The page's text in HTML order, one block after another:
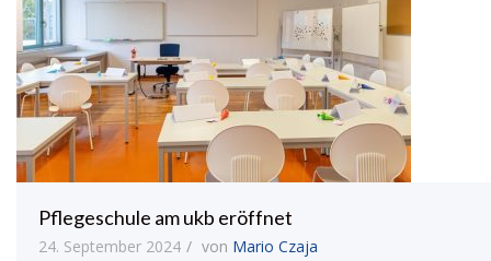
Pflegeschule am ukb eröffnet
24. September 2024 von Mario Czaja